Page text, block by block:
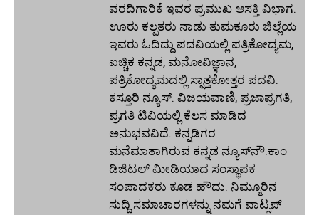
ವರದಿಗಾರಿಕೆ ಇವರ ಪ್ರಮುಖ ಆಸಕ್ತಿ ವಿಭಾಗ.
ಊರು ಕಲ್ಪತರು ನಾಡು ತುಮಕೂರು ಜಿಲ್ಲೆಯ
ಇವರು ಓದಿದ್ದು ಪದವಿಯಲ್ಲಿ ಪತ್ರಿಕೋದ್ಯಮ,
ಐಚ್ಚಿಕ ಕನ್ನಡ, ಮನೋವಿಜ್ಞಾನ,
ಪತ್ರಿಕೋದ್ಯಮದಲ್ಲಿ ಸ್ನಾತ್ತಕೋತ್ತರ ಪದವಿ.
ಕಸ್ತೂರಿ ನ್ಯೂಸ್‌. ವಿಜಯವಾಣಿ, ಪ್ರಜಾಪ್ರಗತಿ,
ಪ್ರಗತಿ ಟಿವಿಯಲ್ಲಿ ಕೆಲಸ ಮಾಡಿದ
ಅನುಭವವಿದೆ. ಕನ್ನಡಿಗರ
ಮನೆಮಾತಾಗಿರುವ ಕನ್ನಡ ನ್ಯೂಸ್‌ನೌ.ಕಾಂ
ಡಿಜಿಟಲ್‌ ಮೀಡಿಯಾದ ಸಂಸ್ಥಾಪಕ
ಸಂಪಾದಕರು ಕೂಡ ಹೌದು. ನಿಮ್ಮೂರಿನ
ಸುದ್ದಿ ಸಮಾಚಾರಗಳನ್ನು ನಮಗೆ ವಾಟ್ಸಪ್‌